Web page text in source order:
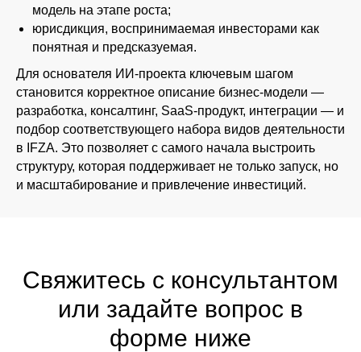
модель на этапе роста;
юрисдикция, воспринимаемая инвесторами как
понятная и предсказуемая.
Для основателя ИИ-проекта ключевым шагом
становится корректное описание бизнес-модели —
разработка, консалтинг, SaaS-продукт, интеграции — и
подбор соответствующего набора видов деятельности
в IFZA. Это позволяет с самого начала выстроить
структуру, которая поддерживает не только запуск, но
и масштабирование и привлечение инвестиций.
Свяжитесь с консультантом
или задайте вопрос в
форме ниже